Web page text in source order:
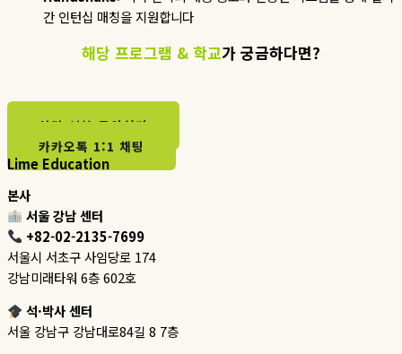
간 인턴십 매칭을 지원합니다
해당 프로그램 & 학교가 궁금하다면?
상담 신청 문의하기​
카카오톡 1:1 채팅
Lime Education
본사
서울 강남 센터
+82-02-2135-7699
서울시 서초구 사임당로 174
강남미래타워 6층 602호
석·박사 센터
서울 강남구 강남대로84길 8 7층